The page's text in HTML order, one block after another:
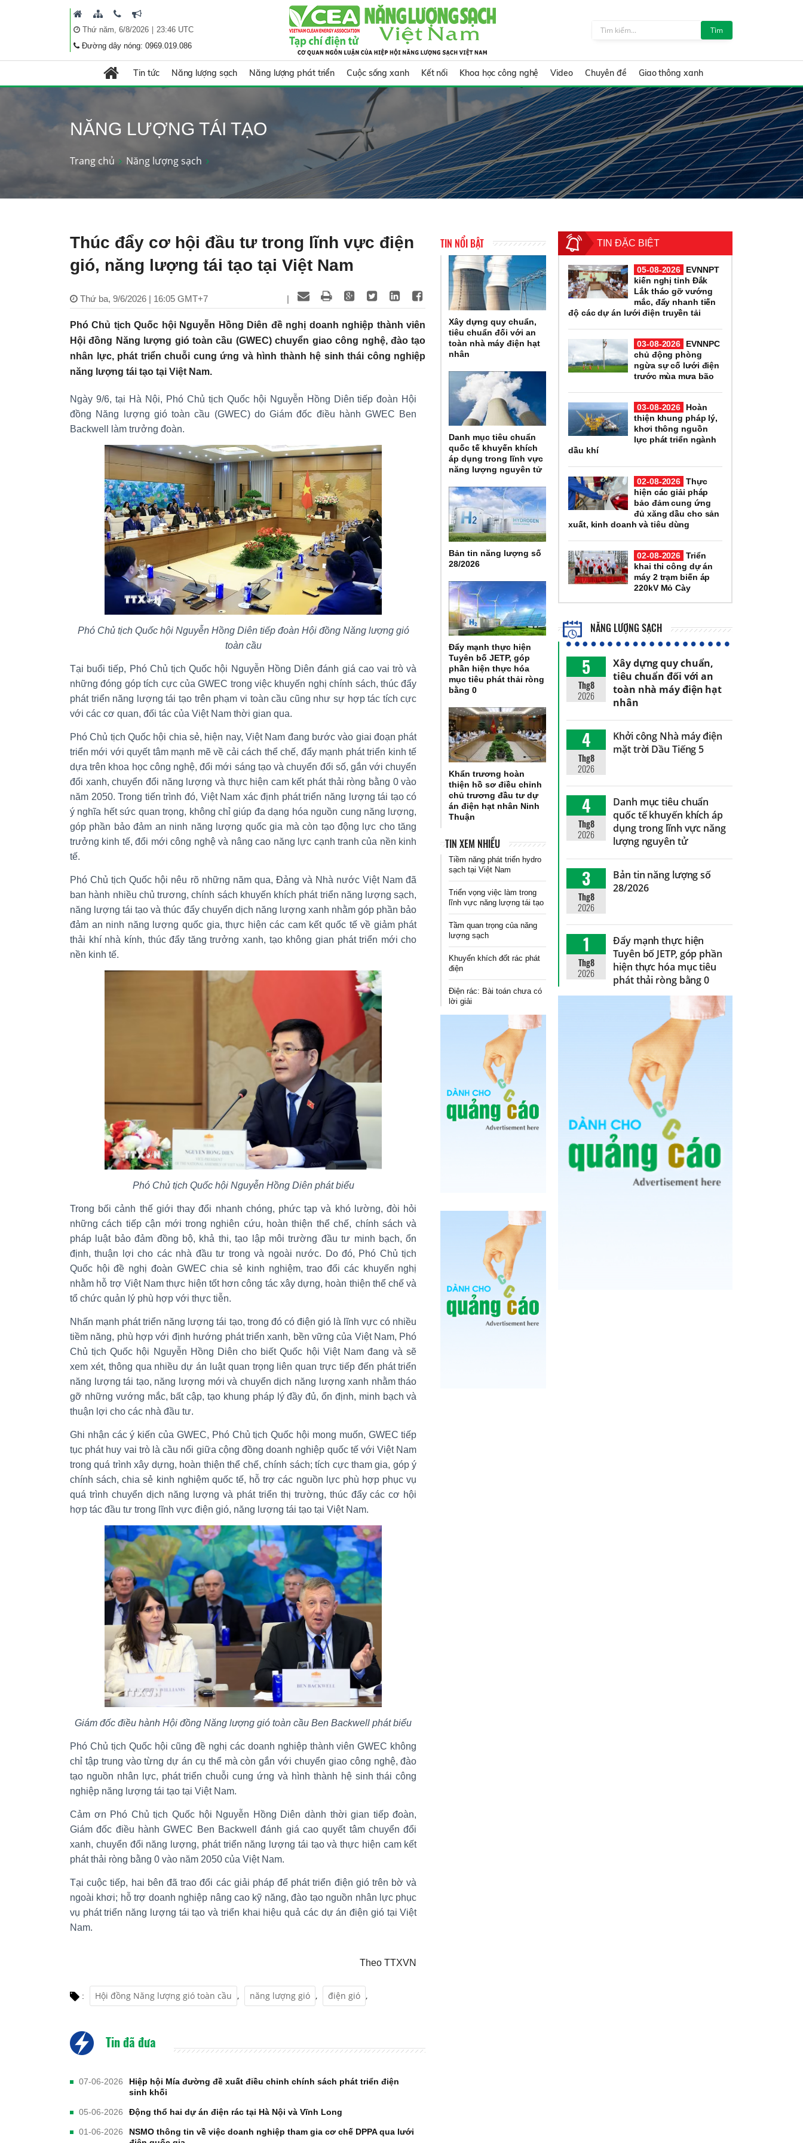
Thứ năm, 6/8/2026| 23:46 UTC
Đường dây nóng: 0969.019.086
Tìm
Tin tức Năng lượng sạch Năng lượng phát triển Cuộc sống xanh Kết nối Khoa học công nghệ Video Chuyên đề Giao thông xanh
NĂNG LƯỢNG TÁI TẠO
Trang chủ Năng lượng sạch
Thúc đẩy cơ hội đầu tư trong lĩnh vực điện
gió, năng lượng tái tạo tại Việt Nam
Thứ ba, 9/6/2026 | 16:05 GMT+7 |
Phó Chủ tịch Quốc hội Nguyễn Hồng Diên đề nghị doanh nghiệp thành viên
Hội đồng Năng lượng gió toàn cầu (GWEC) chuyển giao công nghệ, đào tạo
nhân lực, phát triển chuỗi cung ứng và hình thành hệ sinh thái công nghiệp
năng lượng tái tạo tại Việt Nam.
Ngày 9/6, tại Hà Nội, Phó Chủ tịch Quốc hội Nguyễn Hồng Diên tiếp đoàn Hội
đồng Năng lượng gió toàn cầu (GWEC) do Giám đốc điều hành GWEC Ben
Backwell làm trưởng đoàn.
Phó Chủ tịch Quốc hội Nguyễn Hồng Diên tiếp đoàn Hội đồng Năng lượng gió
toàn cầu
Tại buổi tiếp, Phó Chủ tịch Quốc hội Nguyễn Hồng Diên đánh giá cao vai trò và
những đóng góp tích cực của GWEC trong việc khuyến nghị chính sách, thúc đẩy
phát triển năng lượng tái tạo trên phạm vi toàn cầu cũng như sự hợp tác tích cực
với các cơ quan, đối tác của Việt Nam thời gian qua.
Phó Chủ tịch Quốc hội chia sẻ, hiện nay, Việt Nam đang bước vào giai đoạn phát
triển mới với quyết tâm mạnh mẽ về cải cách thể chế, đẩy mạnh phát triển kinh tế
dựa trên khoa học công nghệ, đổi mới sáng tạo và chuyển đổi số, gắn với chuyển
đổi xanh, chuyển đổi năng lượng và thực hiện cam kết phát thải ròng bằng 0 vào
năm 2050. Trong tiến trình đó, Việt Nam xác định phát triển năng lượng tái tạo có
ý nghĩa hết sức quan trọng, không chỉ giúp đa dạng hóa nguồn cung năng lượng,
góp phần bảo đảm an ninh năng lượng quốc gia mà còn tạo động lực cho tăng
trưởng kinh tế, đổi mới công nghệ và nâng cao năng lực cạnh tranh của nền kinh
tế.
Phó Chủ tịch Quốc hội nêu rõ những năm qua, Đảng và Nhà nước Việt Nam đã
ban hành nhiều chủ trương, chính sách khuyến khích phát triển năng lượng sạch,
năng lượng tái tạo và thúc đẩy chuyển dịch năng lượng xanh nhằm góp phần bảo
đảm an ninh năng lượng quốc gia, thực hiện các cam kết quốc tế về giảm phát
thải khí nhà kính, thúc đẩy tăng trưởng xanh, tạo không gian phát triển mới cho
nền kinh tế.
Phó Chủ tịch Quốc hội Nguyễn Hồng Diên phát biểu
Trong bối cảnh thế giới thay đổi nhanh chóng, phức tạp và khó lường, đòi hỏi
những cách tiếp cận mới trong nghiên cứu, hoàn thiện thể chế, chính sách và
pháp luật bảo đảm đồng bộ, khả thi, tạo lập môi trường đầu tư minh bạch, ổn
định, thuận lợi cho các nhà đầu tư trong và ngoài nước. Do đó, Phó Chủ tịch
Quốc hội đề nghị đoàn GWEC chia sẻ kinh nghiệm, trao đổi các khuyến nghị
nhằm hỗ trợ Việt Nam thực hiện tốt hơn công tác xây dựng, hoàn thiện thể chế và
tổ chức quản lý phù hợp với thực tiễn.
Nhấn mạnh phát triển năng lượng tái tạo, trong đó có điện gió là lĩnh vực có nhiều
tiềm năng, phù hợp với định hướng phát triển xanh, bền vững của Việt Nam, Phó
Chủ tịch Quốc hội Nguyễn Hồng Diên cho biết Quốc hội Việt Nam đang và sẽ
xem xét, thông qua nhiều dự án luật quan trọng liên quan trực tiếp đến phát triển
năng lượng tái tạo, năng lượng mới và chuyển dịch năng lượng xanh nhằm tháo
gỡ những vướng mắc, bất cập, tạo khung pháp lý đầy đủ, ổn định, minh bạch và
thuận lợi cho các nhà đầu tư.
Ghi nhận các ý kiến của GWEC, Phó Chủ tịch Quốc hội mong muốn, GWEC tiếp
tục phát huy vai trò là cầu nối giữa cộng đồng doanh nghiệp quốc tế với Việt Nam
trong quá trình xây dựng, hoàn thiện thể chế, chính sách; tích cực tham gia, góp ý
chính sách, chia sẻ kinh nghiệm quốc tế, hỗ trợ các nguồn lực phù hợp phục vụ
quá trình chuyển dịch năng lượng và phát triển thị trường, thúc đẩy các cơ hội
hợp tác đầu tư trong lĩnh vực điện gió, năng lượng tái tạo tại Việt Nam.
Giám đốc điều hành Hội đồng Năng lượng gió toàn cầu Ben Backwell phát biểu
Phó Chủ tịch Quốc hội cũng đề nghị các doanh nghiệp thành viên GWEC không
chỉ tập trung vào từng dự án cụ thể mà còn gắn với chuyển giao công nghệ, đào
tạo nguồn nhân lực, phát triển chuỗi cung ứng và hình thành hệ sinh thái công
nghiệp năng lượng tái tạo tại Việt Nam.
Cảm ơn Phó Chủ tịch Quốc hội Nguyễn Hồng Diên dành thời gian tiếp đoàn,
Giám đốc điều hành GWEC Ben Backwell đánh giá cao quyết tâm chuyển đổi
xanh, chuyển đổi năng lượng, phát triển năng lượng tái tạo và thực hiện cam kết
phát thải ròng bằng 0 vào năm 2050 của Việt Nam.
Tại cuộc tiếp, hai bên đã trao đổi các giải pháp để phát triển điện gió trên bờ và
ngoài khơi; hỗ trợ doanh nghiệp nâng cao kỹ năng, đào tạo nguồn nhân lực phục
vụ phát triển năng lượng tái tạo và triển khai hiệu quả các dự án điện gió tại Việt
Nam.
Theo TTXVN
: Hội đồng Năng lượng gió toàn cầu , năng lượng gió , điện gió ,
Tin đã đưa
07-06-2026
Hiệp hội Mía đường đề xuất điều chỉnh chính sách phát triển điện
sinh khối
05-06-2026 Động thổ hai dự án điện rác tại Hà Nội và Vĩnh Long
01-06-2026
NSMO thông tin về việc doanh nghiệp tham gia cơ chế DPPA qua lưới
TIN NỔI BẬT
Xây dựng quy chuẩn,
tiêu chuẩn đối với an
toàn nhà máy điện hạt
nhân
Danh mục tiêu chuẩn
quốc tế khuyến khích
áp dụng trong lĩnh vực
năng lượng nguyên tử
Bản tin năng lượng số
28/2026
Đẩy mạnh thực hiện
Tuyên bố JETP, góp
phần hiện thực hóa
mục tiêu phát thải ròng
bằng 0
Khẩn trương hoàn
thiện hồ sơ điều chỉnh
chủ trương đầu tư dự
án điện hạt nhân Ninh
Thuận
TIN XEM NHIỀU
Tiềm năng phát triển hydro
sạch tại Việt Nam
Triển vọng việc làm trong
lĩnh vực năng lượng tái tạo
Tầm quan trọng của năng
lượng sạch
Khuyến khích đốt rác phát
điện
Điện rác: Bài toán chưa có
lời giải
TIN ĐẶC BIỆT
05-08-2026
EVNNPT
kiến nghị tỉnh Đắk
Lắk tháo gỡ vướng
mắc, đẩy nhanh tiến
độ các dự án lưới điện truyền tải
03-08-2026
EVNNPC
chủ động phòng
ngừa sự cố lưới điện
trước mùa mưa bão
03-08-2026
Hoàn
thiện khung pháp lý,
khơi thông nguồn
lực phát triển ngành
dầu khí
02-08-2026 Thực
hiện các giải pháp
bảo đảm cung ứng
đủ xăng dầu cho sản
xuất, kinh doanh và tiêu dùng
02-08-2026 Triển
khai thi công dự án
máy 2 trạm biến áp
220kV Mỏ Cày
NĂNG LƯỢNG SẠCH
5
Thg8
2026
Xây dựng quy chuẩn,
tiêu chuẩn đối với an
toàn nhà máy điện hạt
nhân
4
Thg8
2026
Khởi công Nhà máy điện
mặt trời Dầu Tiếng 5
4
Thg8
2026
Danh mục tiêu chuẩn
quốc tế khuyến khích áp
dụng trong lĩnh vực năng
lượng nguyên tử
3
Thg8
2026
Bản tin năng lượng số
28/2026
1
Thg8
2026
Đẩy mạnh thực hiện
Tuyên bố JETP, góp phần
hiện thực hóa mục tiêu
phát thải ròng bằng 0